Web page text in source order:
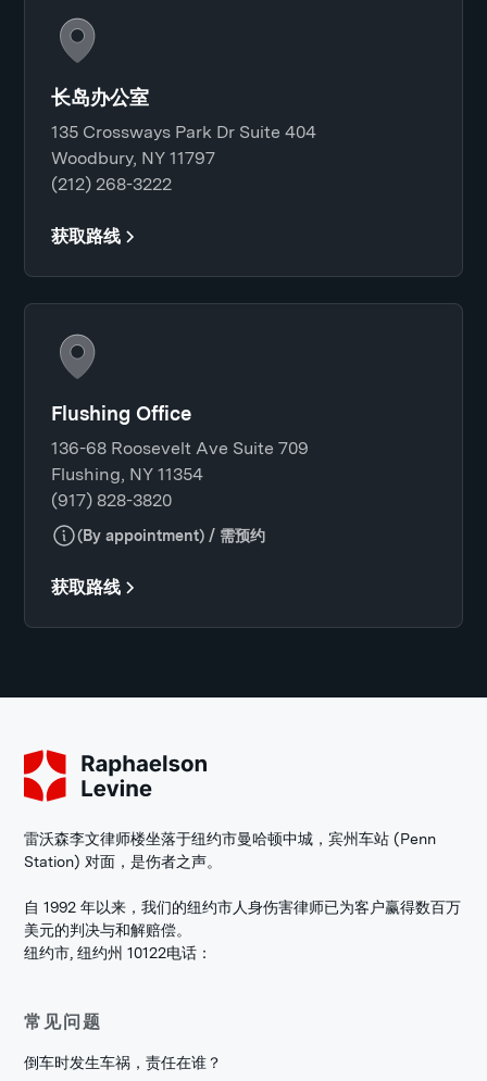
长岛办公室
135 Crossways Park Dr Suite 404
Woodbury, NY 11797
(212) 268-3222
获取路线
Flushing Office
136-68 Roosevelt Ave Suite 709
Flushing, NY 11354
(917) 828-3820
(By appointment) / 需预约
获取路线
雷沃森李文律师楼坐落于纽约市曼哈顿中城，宾州车站 (Penn
Station) 对面，是伤者之声。
自 1992 年以来，我们的纽约市人身伤害律师已为客户赢得数百万
美元的判决与和解赔偿。
纽约市, 纽约州 10122电话：
常见问题
倒车时发生车祸，责任在谁？